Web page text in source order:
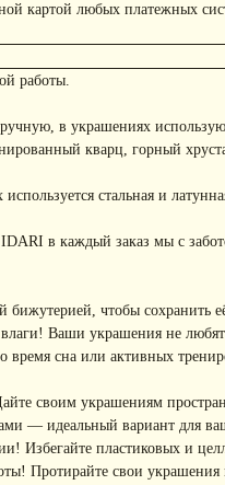
картой любых платежных
работы.
в украшениях
кварц, горный
стальная и
в каждый заказ мы с
бижутерией, чтобы сохранить
Ваши украшения не любят
сна или активных
своим украшениям
— идеальный вариант для
Избегайте пластиковых и
Протирайте свои украшения